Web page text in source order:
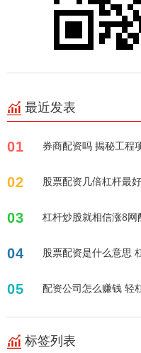
最近发表
01 券商配资吗 揭秘工程
02 股票配资几倍杠杆最
03 杠杆炒股就相信涨8网
04 股票配资是什么意思
05 配资公司怎么赚钱 轻
标签列表